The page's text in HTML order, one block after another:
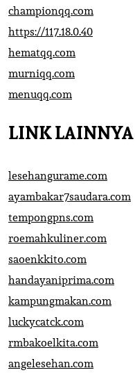
championqq.com
https://117.18.0.40
hematqq.com
murniqq.com
menuqq.com
LINK LAINNYA
lesehangurame.com
ayambakar7saudara.com
tempongpns.com
roemahkuliner.com
saoenkkito.com
handayaniprima.com
kampungmakan.com
luckycatck.com
rmbakoelkita.com
angelesehan.com